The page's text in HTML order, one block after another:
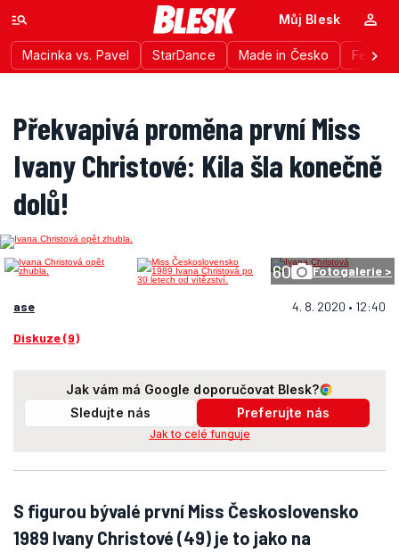
Macinka vs. Pavel StarDance Made in Česko
Můj Blesk
Překvapivá proměna první Miss
Ivany Christové: Kila šla konečně
dolů!
60 Fotogalerie >
ase 4. 8. 2020 • 12:40
Diskuze (9)
Jak vám má Google doporučovat Blesk?
Sledujte nás
Preferujte nás
Jak to celé funguje
S figurou bývalé první Miss Československo
1989 Ivany Christové (49) je to jako na